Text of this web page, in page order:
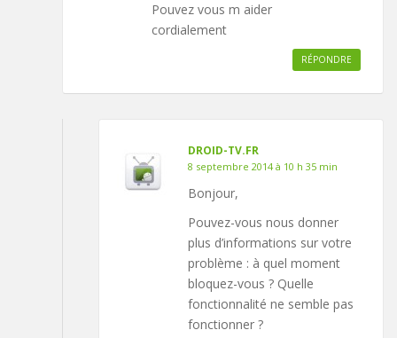
Pouvez vous m aider
cordialement
RÉPONDRE
DROID-TV.FR
8 septembre 2014 à 10 h 35 min
Bonjour,
Pouvez-vous nous donner
plus d’informations sur votre
problème : à quel moment
bloquez-vous ? Quelle
fonctionnalité ne semble pas
fonctionner ?